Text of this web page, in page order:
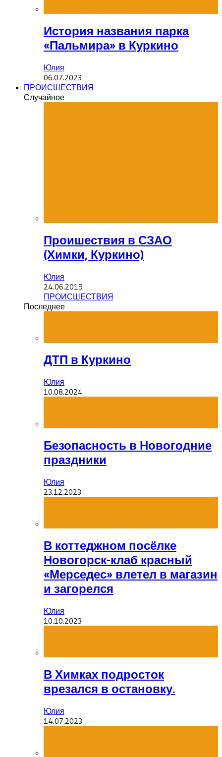
История названия парка
«Пальмира» в Куркино
Юлия
06.07.2023
ПРОИСШЕСТВИЯ
Случайное
Проишествия в СЗАО
(Химки, Куркино)
Юлия
24.06.2019
ПРОИСШЕСТВИЯ
Последнее
ДТП в Куркино
Юлия
10.08.2024
Безопасность в Новогодние
праздники
Юлия
23.12.2023
В коттеджном посёлке
Новогорск-клаб красный
«Мерседес» влетел в магазин
и загорелся
Юлия
10.10.2023
В Химках подросток
врезался в остановку.
Юлия
14.07.2023